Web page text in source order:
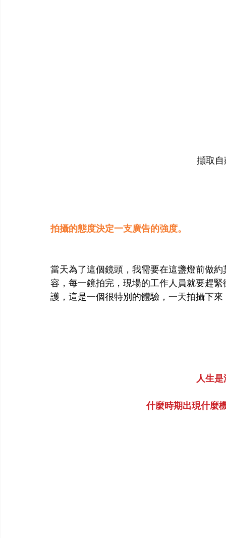
擷取
拍攝的態度決定一支廣告的強度。
當天為了這個鏡頭，我需要在這盞燈前做
容，每一鏡拍完，現場的工作人員就要趕
護，這是一個很特別的體驗，一天拍攝下
人生
什麼時期出現什麼